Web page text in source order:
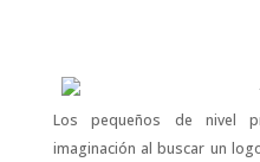
Los pequeños de nivel
imaginación al buscar un